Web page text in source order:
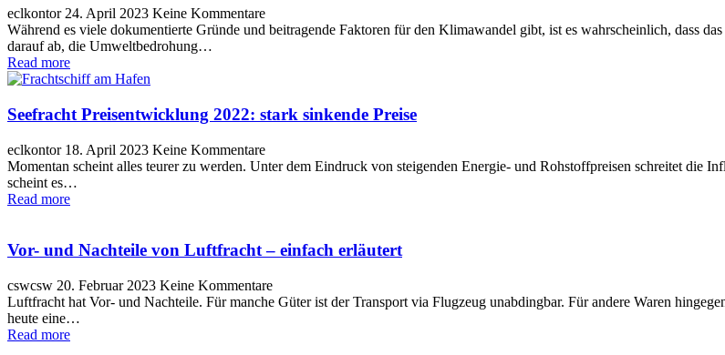
eclkontor 24. April 2023 Keine Kommentare
Während es viele dokumentierte Gründe und beitragende Faktoren für den Klimawandel gibt, ist es wahrscheinlich, dass
darauf ab, die Umweltbedrohung…
Read more
Seefracht Preisentwicklung 2022: stark sinkende Preise
eclkontor 18. April 2023 Keine Kommentare
Momentan scheint alles teurer zu werden. Unter dem Eindruck von steigenden Energie- und Rohstoffpreisen schreitet die
scheint es…
Read more
Vor- und Nachteile von Luftfracht – einfach erläutert
cswcsw 20. Februar 2023 Keine Kommentare
Luftfracht hat Vor- und Nachteile. Für manche Güter ist der Transport via Flugzeug unabdingbar. Für andere Waren
heute eine…
Read more